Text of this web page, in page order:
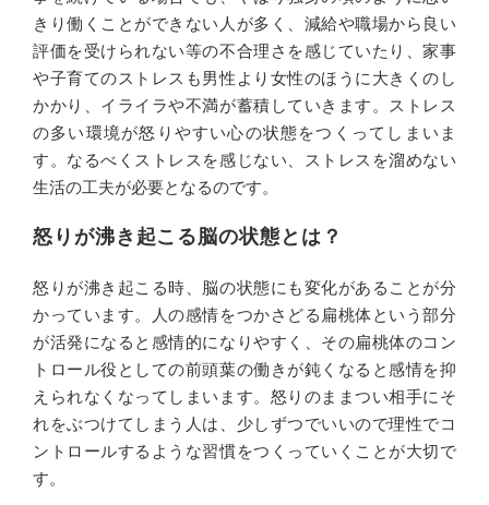
きり働くことができない人が多く、減給や職場から良い
評価を受けられない等の不合理さを感じていたり、家事
や子育てのストレスも男性より女性のほうに大きくのし
かかり、イライラや不満が蓄積していきます。ストレス
の多い環境が怒りやすい心の状態をつくってしまいま
す。なるべくストレスを感じない、ストレスを溜めない
生活の工夫が必要となるのです。
怒りが沸き起こる脳の状態とは？
怒りが沸き起こる時、脳の状態にも変化があることが分
かっています。人の感情をつかさどる扁桃体という部分
が活発になると感情的になりやすく、その扁桃体のコン
トロール役としての前頭葉の働きが鈍くなると感情を抑
えられなくなってしまいます。怒りのままつい相手にそ
れをぶつけてしまう人は、少しずつでいいので理性でコ
ントロールするような習慣をつくっていくことが大切で
す。